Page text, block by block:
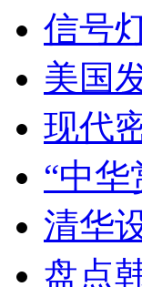
信号
美国
现代
“中
清华
盘点